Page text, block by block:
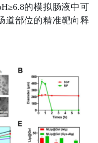
的模拟肠液中可
道部位的精准靶向释